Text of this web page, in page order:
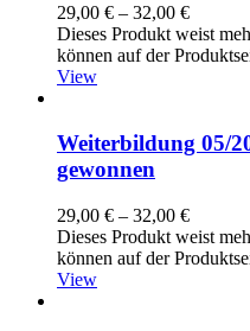
29,00 € – 32,00 €
Dieses Produkt weist
können auf der
View
Weiterbildung 05/
gewonnen
29,00 € – 32,00 €
Dieses Produkt weist
können auf der
View